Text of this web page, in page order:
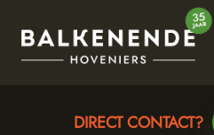
VRAGEN?
DIRECT CONTACT?
VRAGEN?
DIRECT CONTACT?